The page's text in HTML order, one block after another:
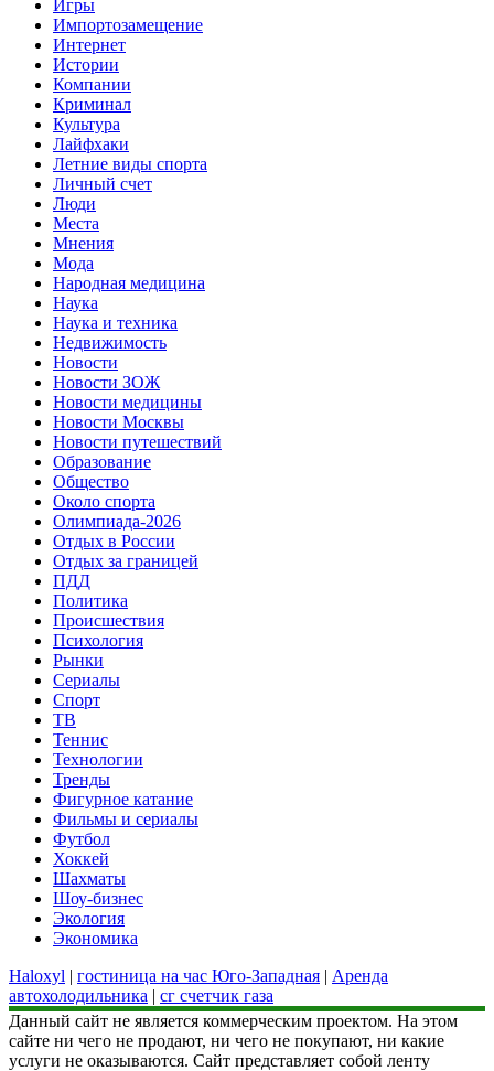
Игры
Импортозамещение
Интернет
Истории
Компании
Криминал
Культура
Лайфхаки
Летние виды спорта
Личный счет
Люди
Места
Мнения
Мода
Народная медицина
Наука
Наука и техника
Недвижимость
Новости
Новости ЗОЖ
Новости медицины
Новости Москвы
Новости путешествий
Образование
Общество
Около спорта
Олимпиада-2026
Отдых в России
Отдых за границей
ПДД
Политика
Происшествия
Психология
Рынки
Сериалы
Спорт
ТВ
Теннис
Технологии
Тренды
Фигурное катание
Фильмы и сериалы
Футбол
Хоккей
Шахматы
Шоу-бизнес
Экология
Экономика
Haloxyl | гостиница на час Юго-Западная | Аренда
автохолодильника | сг счетчик газа
Данный сайт не является коммерческим проектом. На этом
сайте ни чего не продают, ни чего не покупают, ни какие
услуги не оказываются. Сайт представляет собой ленту